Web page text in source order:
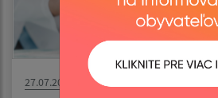
27.07.2026